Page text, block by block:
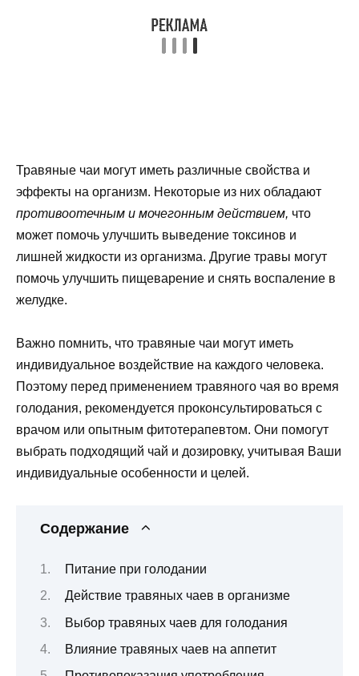
Травяные чаи могут иметь различные свойства и
эффекты на организм. Некоторые из них обладают
противоотечным и мочегонным действием, что
может помочь улучшить выведение токсинов и
лишней жидкости из организма. Другие травы могут
помочь улучшить пищеварение и снять воспаление в
желудке.
Важно помнить, что травяные чаи могут иметь
индивидуальное воздействие на каждого человека.
Поэтому перед применением травяного чая во время
голодания, рекомендуется проконсультироваться с
врачом или опытным фитотерапевтом. Они помогут
выбрать подходящий чай и дозировку, учитывая Ваши
индивидуальные особенности и целей.
Содержание
Питание при голодании
Действие травяных чаев в организме
Выбор травяных чаев для голодания
Влияние травяных чаев на аппетит